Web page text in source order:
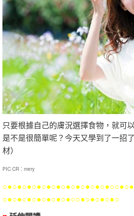
只要根據自己的膚況選擇食物，就可
是不是很簡單呢？今天又學到了一招
材）
PIC CR：mery
○●○●○●○●○●○●○●○○●○●○●○●○